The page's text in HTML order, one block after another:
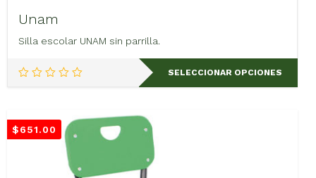
Unam
Silla escolar UNAM sin parrilla.
SELECCIONAR OPCIONES
Este
producto
variantes.
Las
opciones
se
$651.00